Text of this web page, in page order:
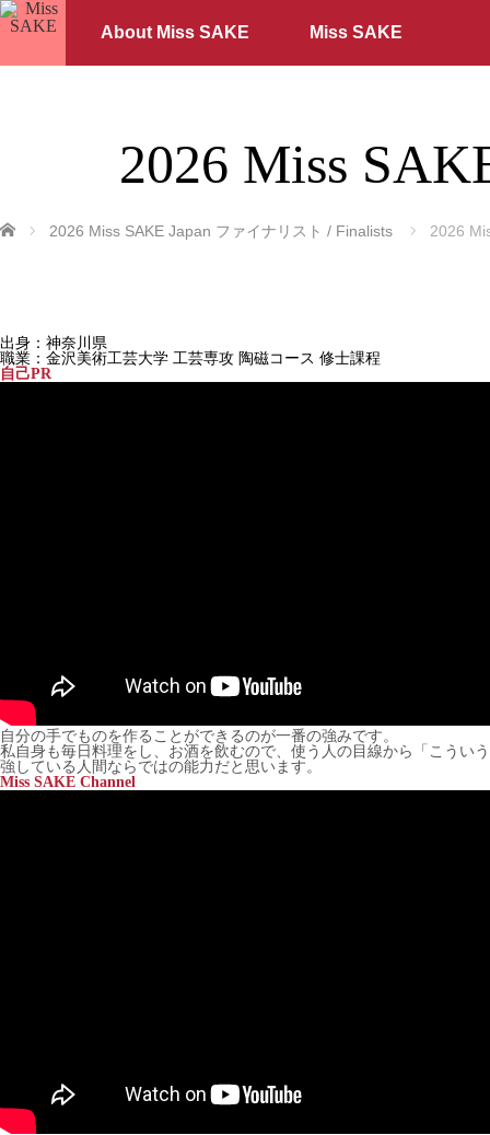
About Miss SAKE Miss SAKE
2026 Miss
ホーム 2026 Miss SAKE Japan ファイナリスト / Finalists 2026
出身：神奈川県
職業：金沢美術工芸大学 工芸専攻 陶磁コース 修士課程
自己PR
自分の手でものを作ることができるのが一番の強みです。
私自身も毎日料理をし、お酒を飲むので、使う人の目線から「こうい
強している人間ならではの能力だと思います。
Miss SAKE Channel